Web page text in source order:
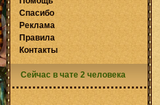
Спасибо
Реклама
Правила
Контакты
Сейчас в чате 2 человека